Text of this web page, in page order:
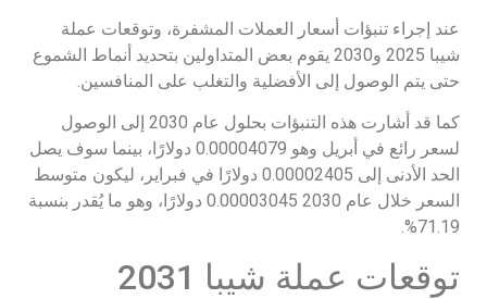
عند إجراء تنبؤات أسعار العملات المشفرة، وتوقعات عملة
شيبا 2025 و2030 يقوم بعض المتداولين بتحديد أنماط الشموع
حتى يتم الوصول إلى الأفضلية والتغلب على المنافسين.
كما قد أشارت هذه التنبؤات بحلول عام 2030 إلى الوصول
لسعر رائع في أبريل وهو 0.00004079 دولارًا، بينما سوف يصل
الحد الأدنى إلى 0.00002405 دولارًا في فبراير، ليكون متوسط
السعر خلال عام 2030 0.00003045 دولارًا، وهو ما يُقدر بنسبة
71.19%.
توقعات عملة شيبا 2031